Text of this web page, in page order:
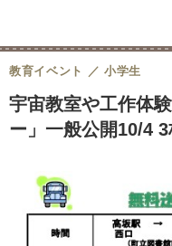
宇宙教室や工作体
ー」一般公開10/4
教育イベント 小学生